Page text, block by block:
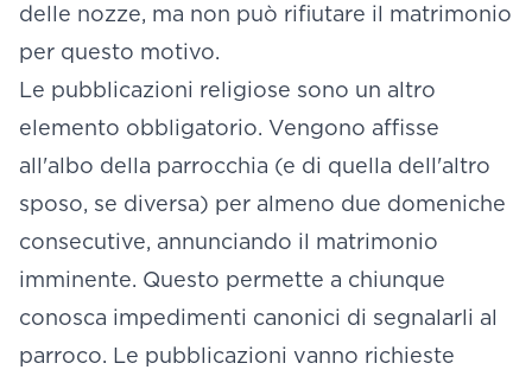
delle nozze, ma non può rifiutare il matrimonio
per questo motivo.
Le pubblicazioni religiose sono un altro
elemento obbligatorio. Vengono affisse
all'albo della parrocchia (e di quella dell'altro
sposo, se diversa) per almeno due domeniche
consecutive, annunciando il matrimonio
imminente. Questo permette a chiunque
conosca impedimenti canonici di segnalarli al
parroco. Le pubblicazioni vanno richieste